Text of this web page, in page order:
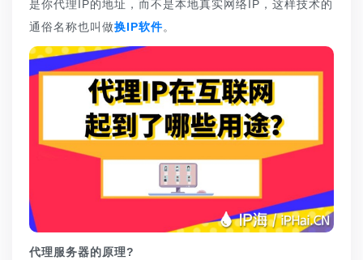
是你代理IP的地址，而不是本地真实网络IP，这样技术的
通俗名称也叫做换IP软件。
代理服务器的原理?